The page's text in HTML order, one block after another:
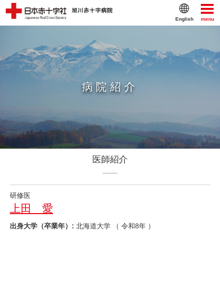
menu
English
病院紹介
医師紹介
研修医
上田 愛
出身大学（卒業年）: 北海道大学 （ 令和8年 ）